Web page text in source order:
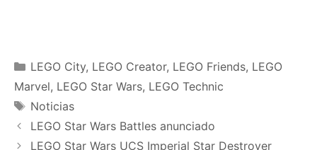
Categories
LEGO City, LEGO Creator, LEGO Friends, LEGO
Marvel, LEGO Star Wars, LEGO Technic
Tags
Noticias
LEGO Star Wars Battles anunciado
LEGO Star Wars UCS Imperial Star Destroyer